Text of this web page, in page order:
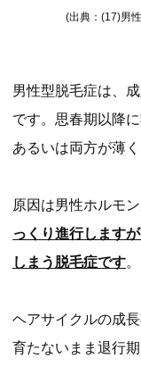
(出典：(17)男
男性型脱毛症は、
です。思春期以降
あるいは両方が薄
原因は男性ホルモ
っくり進行します
しまう脱毛症です。
ヘアサイクルの成
育たないまま退行